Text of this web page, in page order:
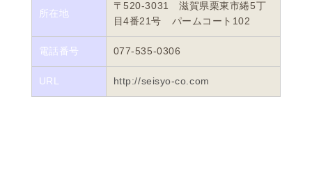
所在地
〒520-3031 滋賀県栗東市綣5丁
目4番21号 パームコート102
電話番号 077-535-0306
URL http://seisyo-co.com